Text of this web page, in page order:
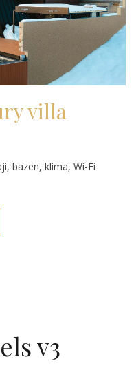
villa
bazen, klima, Wi-Fi
v3